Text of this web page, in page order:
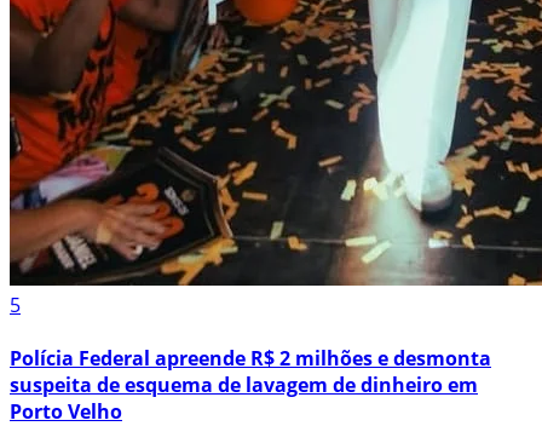
5
Polícia Federal apreende R$ 2 milhões e desmonta
suspeita de esquema de lavagem de dinheiro em
Porto Velho